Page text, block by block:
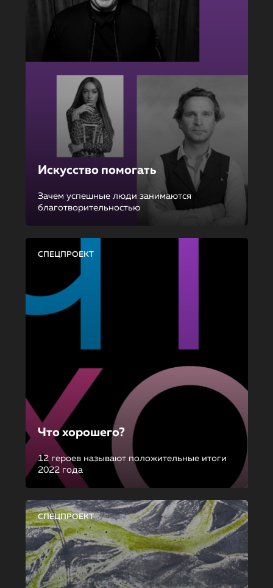
Искусство помогать
Зачем успешные люди занимаются
благотворительностью
СПЕЦПРОЕКТ
Что хорошего?
12 героев называют положительные итоги
2022 года
СПЕЦПРОЕКТ